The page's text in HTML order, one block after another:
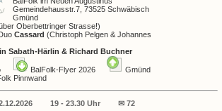
Gemeindehausstr.7, 73525 Schwäbisch
Gmünd
Oberbettringer Strasse!)
Cassard (Christoph Pelgen & Johannes
Sabath-Härlin & Richard Buchner
BalFolk-Flyer 2026
Gmünd
Pinnwand
19 - 23.30 Uhr
✉ 72